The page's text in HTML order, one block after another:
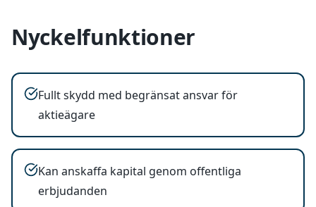
Nyckelfunktioner
Fullt skydd med begränsat ansvar för
aktieägare
Kan anskaffa kapital genom offentliga
erbjudanden